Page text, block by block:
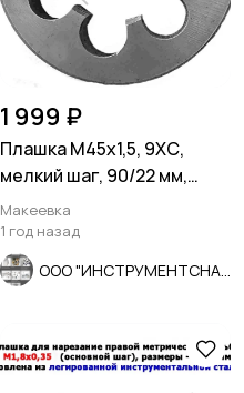
1 999 ₽
Плашка М45х1,5, 9ХС,
мелкий шаг, 90/22 мм,
ГОСТ 7740-71, сделано в
ССС
Макеевка
1 год назад